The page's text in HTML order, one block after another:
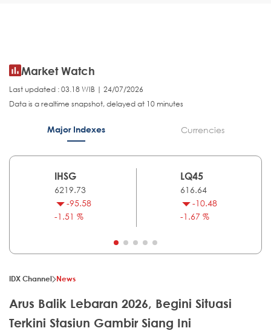
Market Watch
Last updated : 03.18 WIB | 24/07/2026
Data is a realtime snapshot, delayed at 10 minutes
Major Indexes Currencies
IHSG
6219.73
-95.58
-1.51 %
LQ45
616.64
-10.48
-1.67 %
IDX Channel News
Arus Balik Lebaran 2026, Begini Situasi
Terkini Stasiun Gambir Siang Ini